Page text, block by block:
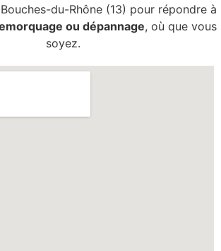
du-Rhône (13) pour répondre à
ou dépannage, où que vous
soyez.